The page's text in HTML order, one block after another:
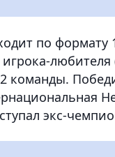
по формату
любителя
команды.
экс-